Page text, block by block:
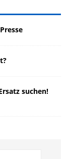
suchen!